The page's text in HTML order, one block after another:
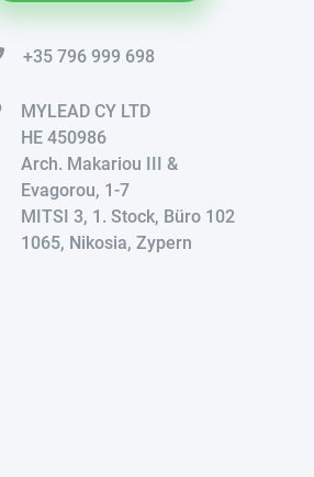
+35 796 999 698
MYLEAD CY LTD
HE 450986
Arch. Makariou III &
Evagorou, 1-7
MITSI 3, 1. Stock, Büro 102
1065, Nikosia, Zypern